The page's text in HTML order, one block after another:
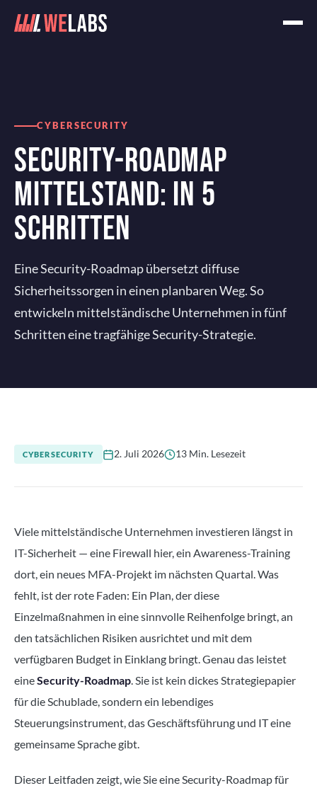
Home Blog Security-Roadmap Mittelstand: In 5 Schritten
CYBERSECURITY
SECURITY-ROADMAP
MITTELSTAND: IN 5
SCHRITTEN
Eine Security-Roadmap übersetzt diffuse
Sicherheitssorgen in einen planbaren Weg. So
entwickeln mittelständische Unternehmen in fünf
Schritten eine tragfähige Security-Strategie.
CYBERSECURITY 2. Juli 2026 13 Min. Lesezeit
Viele mittelständische Unternehmen investieren längst in
IT-Sicherheit — eine Firewall hier, ein Awareness-Training
dort, ein neues MFA-Projekt im nächsten Quartal. Was
fehlt, ist der rote Faden: Ein Plan, der diese
Einzelmaßnahmen in eine sinnvolle Reihenfolge bringt, an
den tatsächlichen Risiken ausrichtet und mit dem
verfügbaren Budget in Einklang bringt. Genau das leistet
eineSecurity-Roadmap. Sie ist kein dickes Strategiepapier
für die Schublade, sondern ein lebendiges
Steuerungsinstrument, das Geschäftsführung und IT eine
gemeinsame Sprache gibt.
Dieser Leitfaden zeigt, wie Sie eine Security-Roadmap für